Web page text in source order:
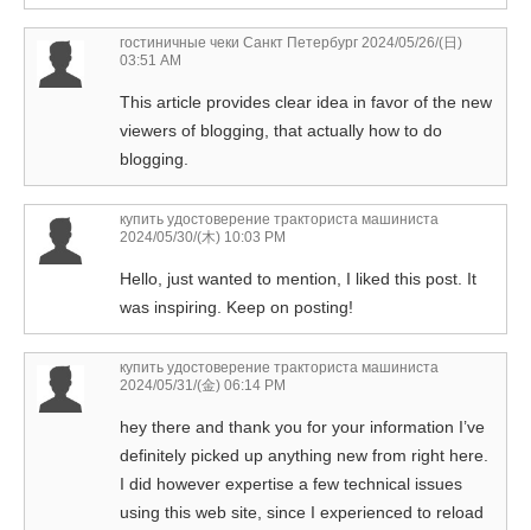
гостиничные чеки Санкт Петербург 2024/05/26/(日)
03:51 AM
This article provides clear idea in favor of the new
viewers of blogging, that actually how to do
blogging.
купить удостоверение тракториста машиниста
2024/05/30/(木) 10:03 PM
Hello, just wanted to mention, I liked this post. It
was inspiring. Keep on posting!
купить удостоверение тракториста машиниста
2024/05/31/(金) 06:14 PM
hey there and thank you for your information I’ve
definitely picked up anything new from right here.
I did however expertise a few technical issues
using this web site, since I experienced to reload